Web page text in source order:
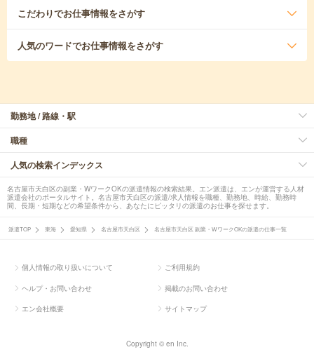
こだわりでお仕事情報をさがす
人気のワードでお仕事情報をさがす
勤務地 / 路線・駅
職種
人気の検索インデックス
名古屋市天白区の副業・WワークOKの派遣情報の検索結果。エン派遣は、エンが運営する人材
派遣会社のポータルサイト。名古屋市天白区の派遣/求人情報を職種、勤務地、時給、勤務時
間、長期・短期などの希望条件から、あなたにピッタリの派遣のお仕事を探せます。
派遣TOP 東海 愛知県 名古屋市天白区 名古屋市天白区 副業・WワークOKの派遣の仕事一覧
個人情報の取り扱いについて ご利用規約
ヘルプ・お問い合わせ 掲載のお問い合わせ
エン会社概要 サイトマップ
Copyright © en Inc.